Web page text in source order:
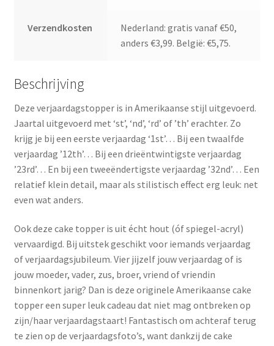
Verzendkosten
Nederland: gratis vanaf €50,
anders €3,99. België: €5,75.
Beschrijving
Deze verjaardagstopper is in Amerikaanse stijl uitgevoerd.
Jaartal uitgevoerd met ‘st’, ‘nd’, ‘rd’ of ’th’ erachter. Zo
krijg je bij een eerste verjaardag ‘1st’… Bij een twaalfde
verjaardag ’12th’… Bij een drieëntwintigste verjaardag
’23rd’… En bij een tweeëndertigste verjaardag ’32nd’… Een
relatief klein detail, maar als stilistisch effect erg leuk: net
even wat anders.
Ook deze cake topper is uit écht hout (óf spiegel-acryl)
vervaardigd. Bij uitstek geschikt voor iemands verjaardag
of verjaardagsjubileum. Vier jijzelf jouw verjaardag of is
jouw moeder, vader, zus, broer, vriend of vriendin
binnenkort jarig? Dan is deze originele Amerikaanse cake
topper een super leuk cadeau dat niet mag ontbreken op
zijn/haar verjaardagstaart! Fantastisch om achteraf terug
te zien op de verjaardagsfoto’s, want dankzij de cake